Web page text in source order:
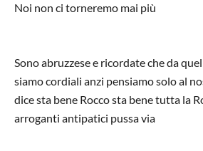
Noi non ci torneremo mai più
Sono abruzzese e ricordate che da
siamo cordiali anzi pensiamo solo al
dice sta bene Rocco sta bene tutta la
arroganti antipatici pussa via